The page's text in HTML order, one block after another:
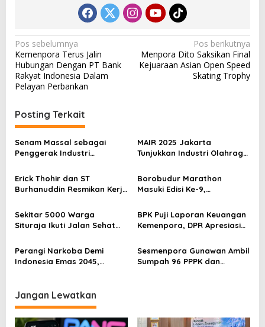
N
a
v
i
g
a
s
i
p
o
s
Pos sebelumnya
Kemenpora Terus Jalin
Hubungan Dengan PT Bank
Rakyat Indonesia Dalam
Pelayan Perbankan
Pos berikutnya
Menpora Dito Saksikan Final
Kejuaraan Asian Open Speed
Skating Trophy
Posting Terkait
Senam Massal sebagai
Penggerak Industri
2025 untuk Ekonomi
Nasional
MAIR 2025 Jakarta
Tunjukkan Industri Olahraga
Erick Thohir dan ST
Burhanuddin Resmikan Kerja
Program Pemuda dan
Olahraga
Borobudur Marathon
Masuki Edisi Ke-9,
Kolaborasi
Sekitar 5000 Warga
Situraja Ikuti Jalan Sehat
dan Milangkala ke-115
BPK Puji Laporan Keuangan
Kemenpora, DPR Apresiasi
Perangi Narkoba Demi
Indonesia Emas 2045,
Sesmenpora Gunawan Ambil
Sumpah 96 PPPK dan
Jangan Lewatkan